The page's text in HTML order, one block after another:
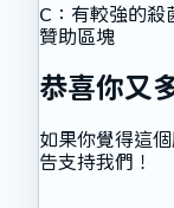
C ： 有較強的殺
贊助區塊
恭喜你又
如果你覺得這
告支持我們！